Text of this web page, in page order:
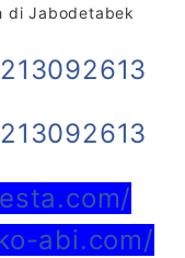
di Jabodetabek
abi.com/